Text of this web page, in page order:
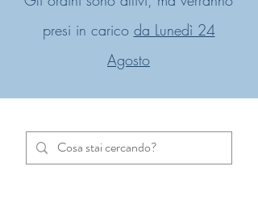
presi in carico da Lunedì 24
Agosto